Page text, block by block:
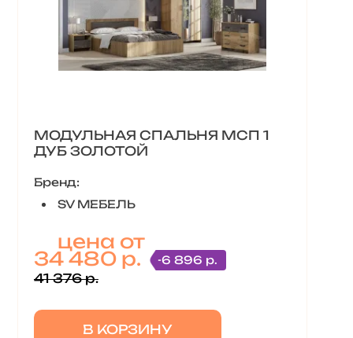
МОДУЛЬНАЯ СПАЛЬНЯ МСП 1
ДУБ ЗОЛОТОЙ
Бренд:
SV МЕБЕЛЬ
цена от
34 480 р.
41 376 р.
-6 896 р.
В КОРЗИНУ